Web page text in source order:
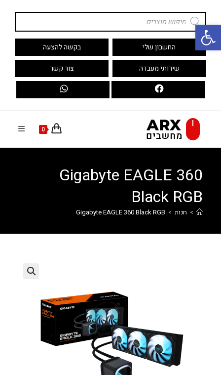
פתח סרגל נגישות
content
Products
search
החשבון שלי בקשה להצעה
שירותי מעבדה צור קשר
0
Gigabyte EAGLE 360
Black RGB
> חנות >
Gigabyte EAGLE 360 Black RGB